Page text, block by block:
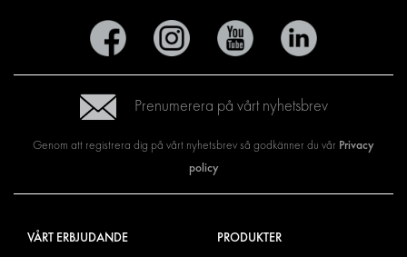
Prenumerera på vårt nyhetsbrev
Genom att registrera dig på vårt nyhetsbrev så godkänner du vår Privacy
policy
VÅRT ERBJUDANDE PRODUKTER